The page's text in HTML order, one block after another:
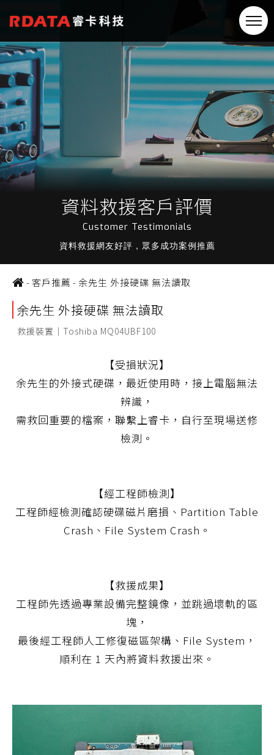
資料救援客戶評價
Customer Testimonials
資料救援網友好評，眾多成功案例推薦
-客戶推薦 -余先生 外接硬碟 無法讀取
余先生 外接硬碟 無法讀取
救援裝置｜Toshiba MQ04UBF100
【受損狀況】
余先生的外接式硬碟，最近使用時，接上電腦無法
辨識，
需救回重要的檔案，聯繫上睿卡，自行至現場送修
檢測。
【經工程師檢測】
工程師經檢測確認硬碟磁片磨損、Partition Table
Crash、File System Crash。
【救援成果】
工程師先透過專業設備完整鏡像，並跳過壞軌的區
塊，
最後經工程師人工修復磁區架構、File System，
順利在 1 天內將資料救援出來。